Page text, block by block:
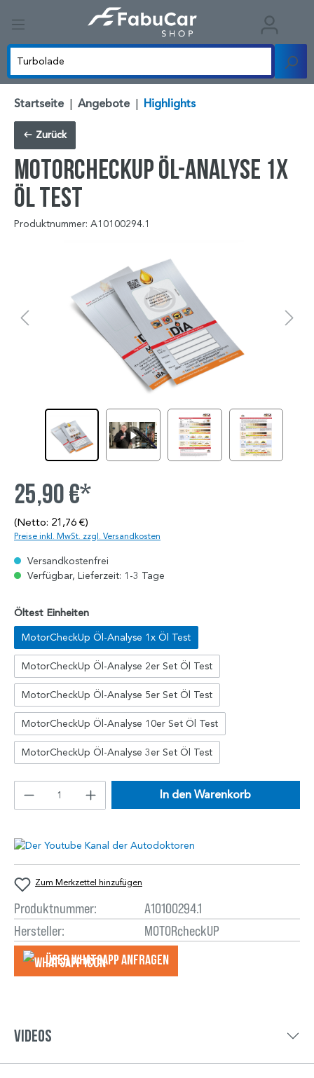
Startseite | Angebote | Highlights
Zurück
MotorCheckUp Öl-Analyse 1x
Öl Test
Produktnummer: A10100294.1
25,90 €*
(Netto: 21,76 €)
Preise inkl. MwSt. zzgl. Versandkosten
Versandkostenfrei
Verfügbar, Lieferzeit: 1-3 Tage
Öltest Einheiten
MotorCheckUp Öl-Analyse 1x Öl Test
MotorCheckUp Öl-Analyse 2er Set Öl Test
MotorCheckUp Öl-Analyse 5er Set Öl Test
MotorCheckUp Öl-Analyse 10er Set Öl Test
MotorCheckUp Öl-Analyse 3er Set Öl Test
In den Warenkorb
Zum Merkzettel hinzufügen
Produktnummer:
A10100294.1
Hersteller:
MOTORcheckUP
Über WhatsApp anfragеn
Videos